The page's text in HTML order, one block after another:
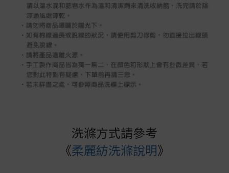
洗滌方式請參考
《柔麗紡洗滌說明》